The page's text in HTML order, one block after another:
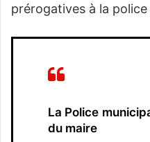
prérogatives à la
La Police
du maire